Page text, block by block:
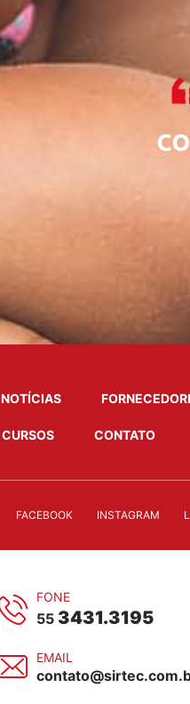
NOTÍCIAS
CURSOS CONTATO
FACEBOOK INSTAGRAM
FONE
55 3431.3195
EMAIL